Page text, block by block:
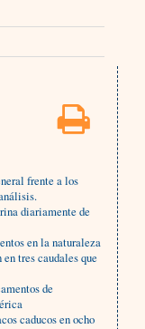
frente a los
diariamente de
en la naturaleza
tres caudales que
de
caducos en ocho